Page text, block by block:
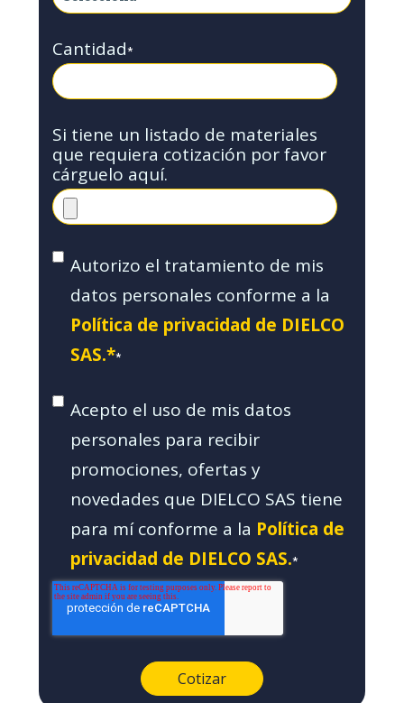
Cantidad*
Si tiene un listado de materiales
que requiera cotización por favor
cárguelo aquí.
Autorizo el tratamiento de mis
datos personales conforme a la
Política de privacidad de DIELCO
SAS.**
Acepto el uso de mis datos
personales para recibir
promociones, ofertas y
novedades que DIELCO SAS tiene
para mí conforme a la Política de
privacidad de DIELCO SAS.*